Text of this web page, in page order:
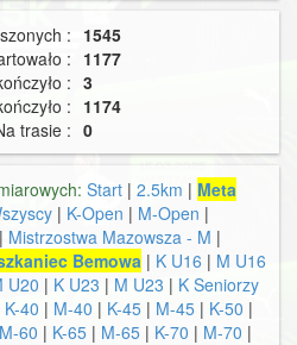
: 1545
:
1177
: 3
: 1174
trasie : 0
Start | 2.5km | Meta
| K-Open | M-Open |
| Mistrzostwa Mazowsza - M |
Bemowa | K U16 | M U16
U20 | K U23 | M U23 | K Seniorzy
K-40 | M-40 | K-45 | M-45 | K-50 |
M-60 | K-65 | M-65 | K-70 | M-70 |